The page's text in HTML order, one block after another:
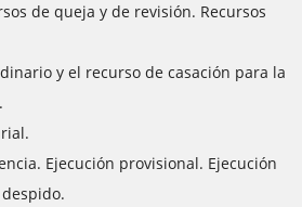
de queja y de revisión. Recursos
y el recurso de casación para la
Ejecución provisional. Ejecución